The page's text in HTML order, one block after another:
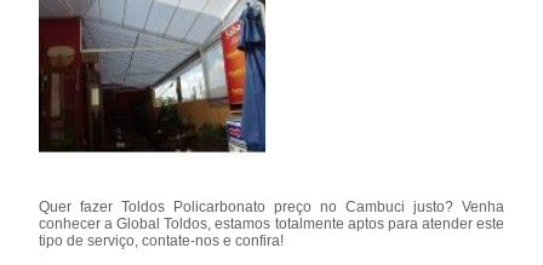
Quer fazer Toldos Policarbonato preço no Cambuci justo? Venha
conhecer a Global Toldos, estamos totalmente aptos para atender este
tipo de serviço, contate-nos e confira!